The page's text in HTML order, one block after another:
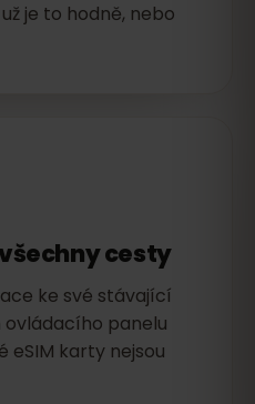
je to hodně, nebo
cesty
ke své stávající
panelu
eSIM karty nejsou